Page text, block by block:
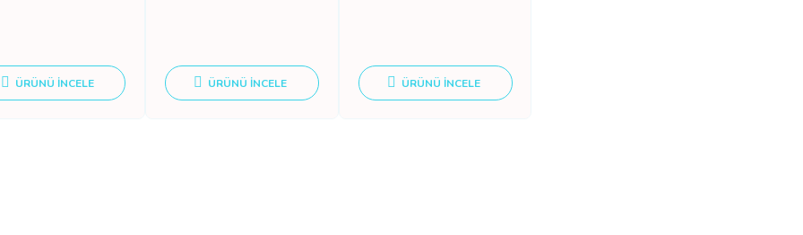
ÜRÜNÜ İNCELE ÜRÜNÜ İNCELE ÜRÜNÜ İNCELE